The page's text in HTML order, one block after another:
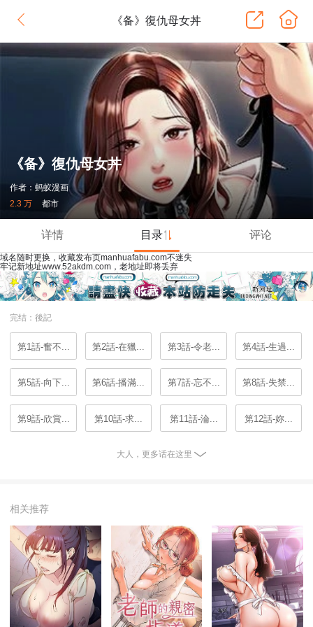
《备》復仇母女丼
《备》復仇母女丼
作者：蚂蚁漫画
2.3 万
都市
详情 目录 评论
域名随时更换，收藏发布页manhuafabu.com不迷失
牢记新地址www.52akdm.com，老地址即将丢弃
完结：後記
第1話-奮不... 第2話-在獵... 第3話-令老... 第4話-生過...
第5話-向下... 第6話-播滿... 第7話-忘不... 第8話-失禁...
第9話-欣賞... 第10話-求... 第11話-淪... 第12話-妳...
大人，更多话在这里
相关推荐